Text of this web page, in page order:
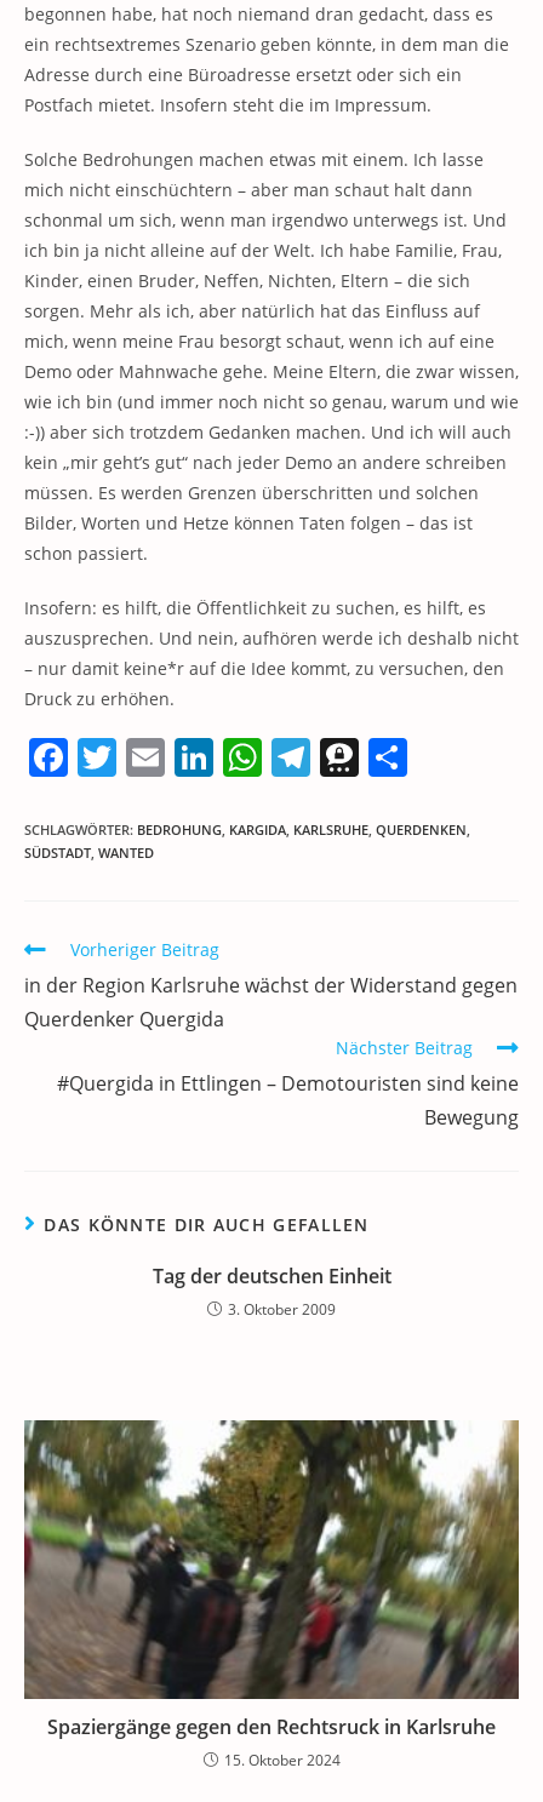
begonnen habe, hat noch niemand dran gedacht, dass es
ein rechtsextremes Szenario geben könnte, in dem man die
Adresse durch eine Büroadresse ersetzt oder sich ein
Postfach mietet. Insofern steht die im Impressum.
Solche Bedrohungen machen etwas mit einem. Ich lasse
mich nicht einschüchtern – aber man schaut halt dann
schonmal um sich, wenn man irgendwo unterwegs ist. Und
ich bin ja nicht alleine auf der Welt. Ich habe Familie, Frau,
Kinder, einen Bruder, Neffen, Nichten, Eltern – die sich
sorgen. Mehr als ich, aber natürlich hat das Einfluss auf
mich, wenn meine Frau besorgt schaut, wenn ich auf eine
Demo oder Mahnwache gehe. Meine Eltern, die zwar wissen,
wie ich bin (und immer noch nicht so genau, warum und wie
:-)) aber sich trotzdem Gedanken machen. Und ich will auch
kein „mir geht’s gut“ nach jeder Demo an andere schreiben
müssen. Es werden Grenzen überschritten und solchen
Bilder, Worten und Hetze können Taten folgen – das ist
schon passiert.
Insofern: es hilft, die Öffentlichkeit zu suchen, es hilft, es
auszusprechen. Und nein, aufhören werde ich deshalb nicht
– nur damit keine*r auf die Idee kommt, zu versuchen, den
Druck zu erhöhen.
F
c
e
o
o
k
T
itt
er
E
ai
Li
k
n
W
at
p
T
e
T
re le
SCHLAGWÖRTER: BEDROHUNG KARGIDA KARLSRUHE QUERDENKEN
SÜDSTADT WANTED
Weitere
ansehen
Vorheriger Beitrag
in der Region Karlsruhe wächst der Widerstand gegen
Querdenker Quergida
Nächster Beitrag
#Quergida in Ettlingen – Demotouristen sind keine
Bewegung
DAS KÖNNTE DIR AUCH GEFALLEN
Tag der deutschen Einheit
3. Oktober 2009
Spaziergänge gegen den Rechtsruck in Karlsruhe
15. Oktober 2024